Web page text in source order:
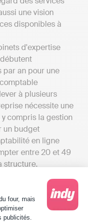
:
four, mais
publicités.
une vision
disponibles à
d'expertise
par an pour une
à plusieurs
nécessite une
compris la gestion
un budget
en ligne
entre 20 et 49
structure.
qui tient la
déclarations
positionne en tant
qui souhaite